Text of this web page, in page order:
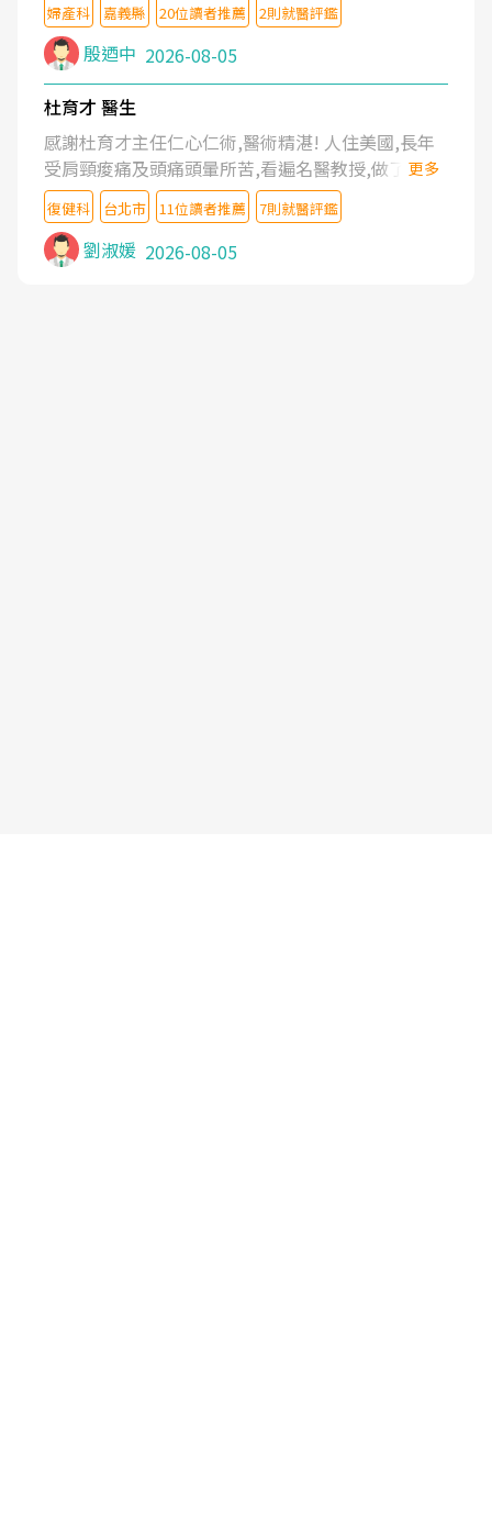
婦產科 嘉義縣 20位讀者推薦 2則就醫評鑑
殷迺中 2026-08-05
杜育才 醫生
感謝杜育才主任仁心仁術,醫術精湛! 人住美國,長年
受肩頸痠痛及頭痛頭暈所苦,看遍名醫教授,做了各種
檢查,也嘗試過西醫打針,中醫針灸及物理徒手治療都
沒有用,後來連吃到嗎啡類止痛藥都效果有限,只是壓
症狀,沒多久就痛起來,多年失眠嚴重影響生活品質.
台灣親友介紹忠孝醫院杜育才主任是頸頭症候群專
更多
復健科 台北市 11位讀者推薦 7則就醫評鑑
劉淑媛 2026-08-05